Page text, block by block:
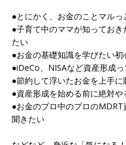
●とにかく、お金のことマルっ
●子育て中のママが知ってお
たい
●お金の基礎知識を学びたい初
●iDeCo、NISAなど資産形成
●節約して浮いたお金を上手
●資産形成を始める前に絶対
●お金のプロ中のプロの
聞きたい